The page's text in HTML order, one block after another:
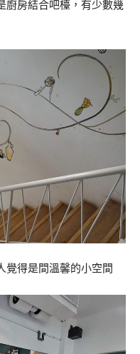
廚房結合吧檯，有少數幾
覺得是間溫馨的小空間